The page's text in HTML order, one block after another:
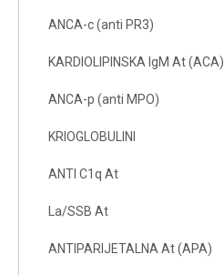
ANCA-c (anti PR3)
KARDIOLIPINSKA IgM At (ACA)
ANCA-p (anti MPO)
KRIOGLOBULINI
ANTI C1q At
La/SSB At
ANTIPARIJETALNA At (APA)